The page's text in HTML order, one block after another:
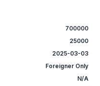
700000
25000
2025-03-03
Foreigner Only
N/A